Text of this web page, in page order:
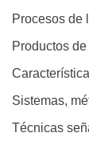
Procesos de
Productos
Sistemas,
Técnicas